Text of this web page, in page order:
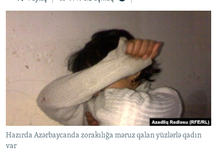
ARAŞDIRMA
MULTIMEDIA
FOTOQALEREYA
İNFOQRAFIKA
KARIKATURA
RADIO ARXIV
OXU ZALI
AZƏRBAYCAN ƏDƏBIYYATI KITABXANASI
İSLAM VƏ DEMOKRATIYA
İZ - MƏDƏNIYYƏT PROQRAMI
HAQQIMIZDA
MISSIYAMIZ
PEŞƏ ETIKASI VƏ JURNALISTIKA STANDARTLARIMIZ
MATERIALLARIMIZDAN ISTIFADƏ
AZADLIQRADIOSU MOBIL TELEFONUNUZDA
RFE/RL-in bütün saytları
Hazırda Azərbaycanda zorakılığa məruz qalan yüzlərlə qadın
var